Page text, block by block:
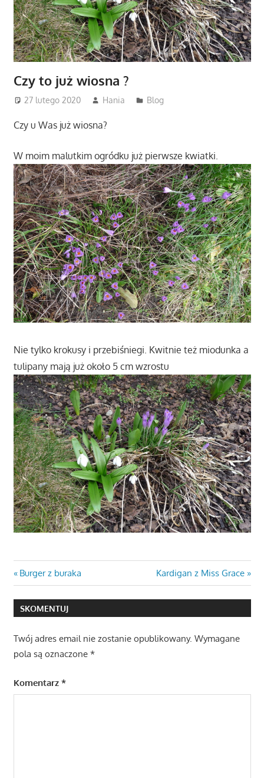
Czy to już wiosna ?
27 lutego 2020 Hania Blog
Czy u Was już wiosna?
W moim malutkim ogródku już pierwsze kwiatki.
Nie tylko krokusy i przebiśniegi. Kwitnie też miodunka a
tulipany mają już około 5 cm wzrostu
Nawigacja
wpisu
Previous
Post:
Burger z buraka
Next
Post:
Kardigan z Miss Grace
SKOMENTUJ
Twój adres email nie zostanie opublikowany. Wymagane
pola są oznaczone *
Komentarz *